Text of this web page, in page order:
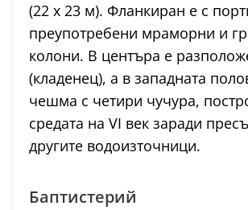
(22 х 23 м). Фланкиран е с
преупотребени мраморни и
колони. В центъра е
(кладенец), а в западната
чешма с четири чучура,
средата на VI век заради
другите водоизточници.
Баптистерий